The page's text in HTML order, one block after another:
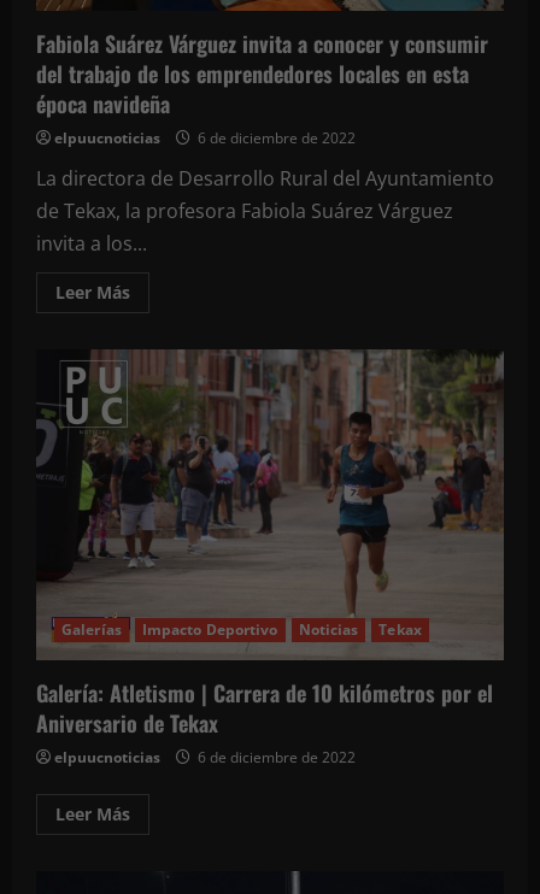
Fabiola Suárez Várguez invita a conocer y consumir
del trabajo de los emprendedores locales en esta
época navideña
elpuucnoticias 6 de diciembre de 2022
La directora de Desarrollo Rural del Ayuntamiento
de Tekax, la profesora Fabiola Suárez Várguez
invita a los...
Leer MásLeer
más
Suárez
Várguez
invita
conocer
y
consumir
del
trabajo
de
los
emprendedores
locales
época
navideña
Galerías Impacto Deportivo Noticias Tekax
Galería: Atletismo | Carrera de 10 kilómetros por el
Aniversario de Tekax
elpuucnoticias 6 de diciembre de 2022
Leer MásLeer
más
Galería: